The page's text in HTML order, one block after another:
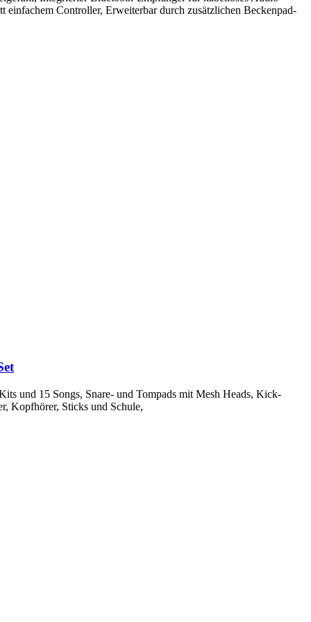
einfachem Controller, Erweiterbar durch zusätzlichen Beckenpad-
und 15 Songs, Snare- und Tompads mit Mesh Heads, Kick-
Kopfhörer, Sticks und Schule,